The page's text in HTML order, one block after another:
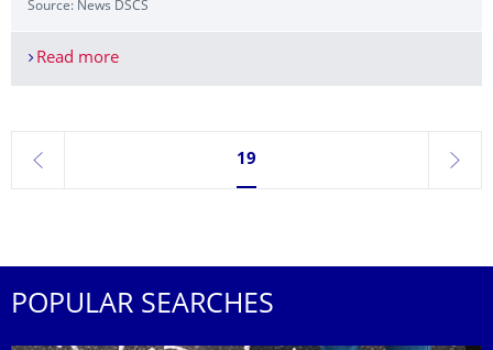
Source: News DSCS
Read moreElse Kröner Exzellenzstipendien 2023 -
previous
Currently on page 19
19
next
POPULAR SEARCHES